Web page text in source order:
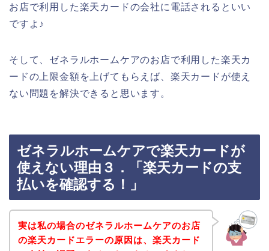
お店で利用した楽天カードの会社に電話されるといい
ですよ♪
そして、ゼネラルホームケアのお店で利用した楽天カ
ードの上限金額を上げてもらえば、楽天カードが使え
ない問題を解決できると思います。
ゼネラルホームケアで楽天カードが
使えない理由３．「楽天カードの支
払いを確認する！」
実は私の場合のゼネラルホームケアのお店
の楽天カードエラーの原因は、楽天カード